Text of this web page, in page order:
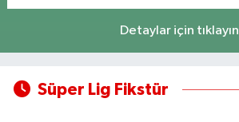
Detaylar için tıklayın
Süper Lig Fikstür